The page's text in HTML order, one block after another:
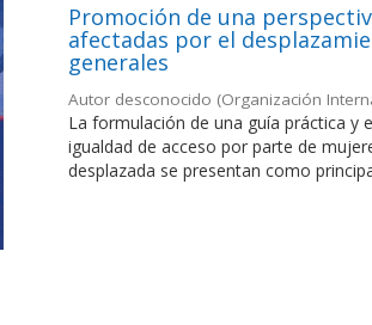
Promoción de una
afectadas por el
generales
Autor desconocido (Organización
La formulación de una guía práctica y
igualdad de acceso por parte de
desplazada se presentan como